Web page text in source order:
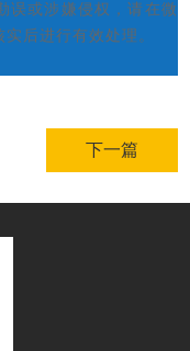
误或涉嫌侵权，请在微
后进行有效处理。
下一篇